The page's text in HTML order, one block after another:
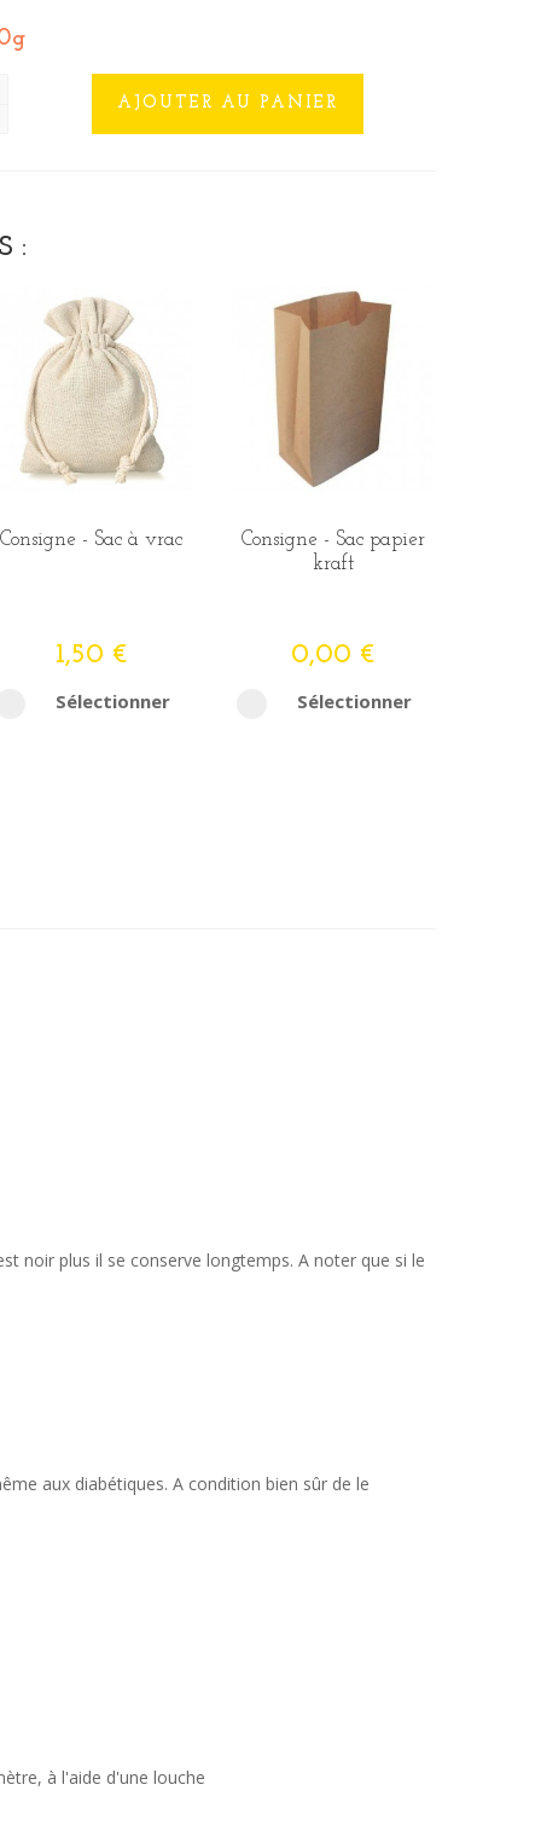
AJOUTER AU PANIER
:
Consigne - Sac à vrac
1,50 €
Sélectionner
Consigne - Sac papier
kraft
0,00 €
Sélectionner
noir plus il se conserve longtemps. A noter que si le
aux diabétiques. A condition bien sûr de le
à l'aide d'une louche